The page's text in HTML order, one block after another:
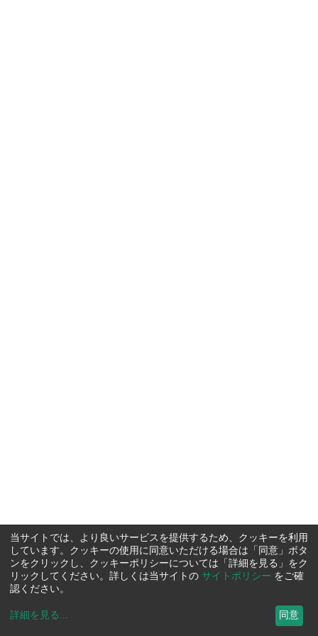
当サイトでは、より良いサービスを提供するため、クッキーを利用
しています。クッキーの使用に同意いただける場合は「同意」ボタ
ンをクリックし、クッキーポリシーについては「詳細を見る」をク
リックしてください。詳しくは当サイトの サイトポリシー をご確
認ください。
詳細を見る ... 同意